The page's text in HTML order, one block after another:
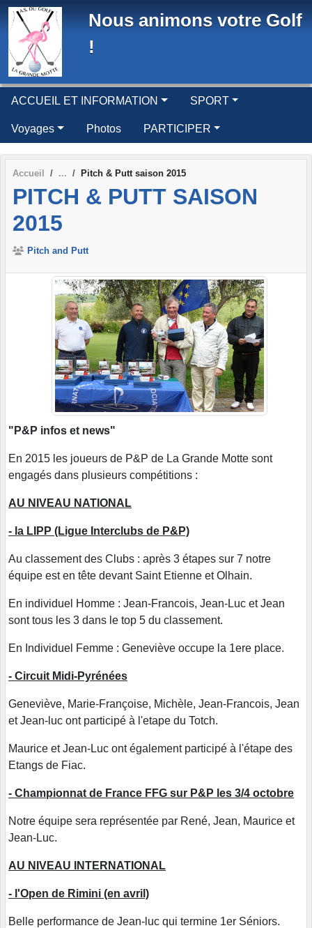
Nous animons votre Golf
!
ACCUEIL ET INFORMATION SPORT
Voyages Photos PARTICIPER
Accueil Pitch & Putt saison 2015
PITCH & PUTT SAISON
2015
Pitch and Putt
"P&P infos et news"
En 2015 les joueurs de P&P de La Grande Motte sont
engagés dans plusieurs compétitions :
AU NIVEAU NATIONAL
- la LIPP (Ligue Interclubs de P&P)
Au classement des Clubs : après 3 étapes sur 7 notre
équipe est en tête devant Saint Etienne et Olhain.
En individuel Homme : Jean-Francois, Jean-Luc et Jean
sont tous les 3 dans le top 5 du classement.
En Individuel Femme : Geneviève occupe la 1ere place.
- Circuit Midi-Pyrénées
Geneviève, Marie-Françoise, Michèle, Jean-Francois, Jean
et Jean-luc ont participé à l'etape du Totch.
Maurice et Jean-Luc ont également participé à l'étape des
Etangs de Fiac.
- Championnat de France FFG sur P&P les 3/4 octobre
Notre équipe sera représentée par René, Jean, Maurice et
Jean-Luc.
AU NIVEAU INTERNATIONAL
- l'Open de Rimini (en avril)
Belle performance de Jean-luc qui termine 1er Séniors.
Panneau de gestion des cookies